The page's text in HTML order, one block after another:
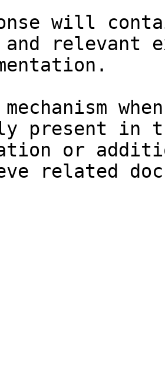
will
relevant
present in
or